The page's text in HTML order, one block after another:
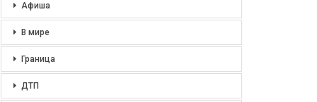
Афиша
В мире
Граница
ДТП